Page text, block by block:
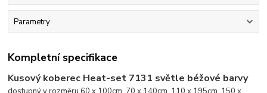
Parametry
Kompletní specifikace
Kusový koberec Heat-set 7131 světle béžové barvy